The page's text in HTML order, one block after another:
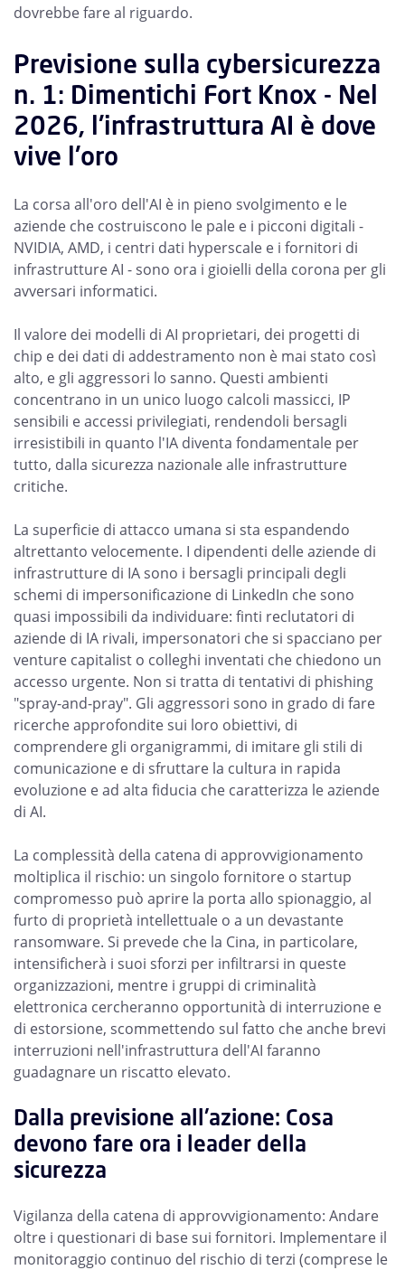
dovrebbe fare al riguardo.
Previsione sulla cybersicurezza
n. 1: Dimentichi Fort Knox - Nel
2026, l'infrastruttura AI è dove
vive l'oro
La corsa all'oro dell'AI è in pieno svolgimento e le
aziende che costruiscono le pale e i picconi digitali -
NVIDIA, AMD, i centri dati hyperscale e i fornitori di
infrastrutture AI - sono ora i gioielli della corona per gli
avversari informatici.
Il valore dei modelli di AI proprietari, dei progetti di
chip e dei dati di addestramento non è mai stato così
alto, e gli aggressori lo sanno. Questi ambienti
concentrano in un unico luogo calcoli massicci, IP
sensibili e accessi privilegiati, rendendoli bersagli
irresistibili in quanto l'IA diventa fondamentale per
tutto, dalla sicurezza nazionale alle infrastrutture
critiche.
La superficie di attacco umana si sta espandendo
altrettanto velocemente. I dipendenti delle aziende di
infrastrutture di IA sono i bersagli principali degli
schemi di impersonificazione di LinkedIn che sono
quasi impossibili da individuare: finti reclutatori di
aziende di IA rivali, impersonatori che si spacciano per
venture capitalist o colleghi inventati che chiedono un
accesso urgente. Non si tratta di tentativi di phishing
"spray-and-pray". Gli aggressori sono in grado di fare
ricerche approfondite sui loro obiettivi, di
comprendere gli organigrammi, di imitare gli stili di
comunicazione e di sfruttare la cultura in rapida
evoluzione e ad alta fiducia che caratterizza le aziende
di AI.
La complessità della catena di approvvigionamento
moltiplica il rischio: un singolo fornitore o startup
compromesso può aprire la porta allo spionaggio, al
furto di proprietà intellettuale o a un devastante
ransomware. Si prevede che la Cina, in particolare,
intensificherà i suoi sforzi per infiltrarsi in queste
organizzazioni, mentre i gruppi di criminalità
elettronica cercheranno opportunità di interruzione e
di estorsione, scommettendo sul fatto che anche brevi
interruzioni nell'infrastruttura dell'AI faranno
guadagnare un riscatto elevato.
Dalla previsione all'azione: Cosa
devono fare ora i leader della
sicurezza
Vigilanza della catena di approvvigionamento: Andare
oltre i questionari di base sui fornitori. Implementare il
monitoraggio continuo del rischio di terzi (comprese le